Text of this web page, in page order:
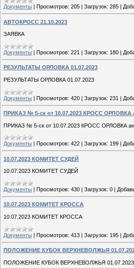
Документы Просмотров: 205 Загрузок: 285
АВТОКРОСС 21.10.2023
ЗАЯВКА
Документы | Просмотров: 221 | Загрузок: 180 |
РЕЗУЛЬТАТЫ ОРЛОВКА 01.07.2023
РЕЗУЛЬТАТЫ ОРЛОВКА 01.07.2023
Документы | Просмотров: 420 | Загрузок: 231 |
ПРИКАЗ № 5-ск от 10.07.2023 КРОСС ОРЛОВКА
ПРИКАЗ № 5-ск от 10.07.2023 КРОСС ОРЛОВКА
Документы Просмотров: 422 Загрузок: 199
10.07.2023 КОМИТЕТ СУДЕЙ
10.07.2023 КОМИТЕТ СУДЕЙ
Документы | Просмотров: 430 | Загрузок: 0 |
10.07.2023 КОМИТЕТ КРОССА
10.07.2023 КОМИТЕТ КРОССА
Документы | Просмотров: 413 | Загрузок: 195 |
ПОЛОЖЕНИЕ КУБОК ВЕРХНЕВОЛЖЬЯ
ПОЛОЖЕНИЕ КУБОК ВЕРХНЕВОЛЖЬЯ 01.07.2023